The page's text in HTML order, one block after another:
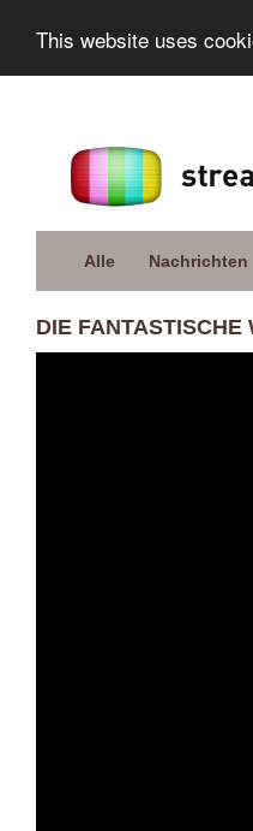
This website uses
Alle Nachrichten
DIE